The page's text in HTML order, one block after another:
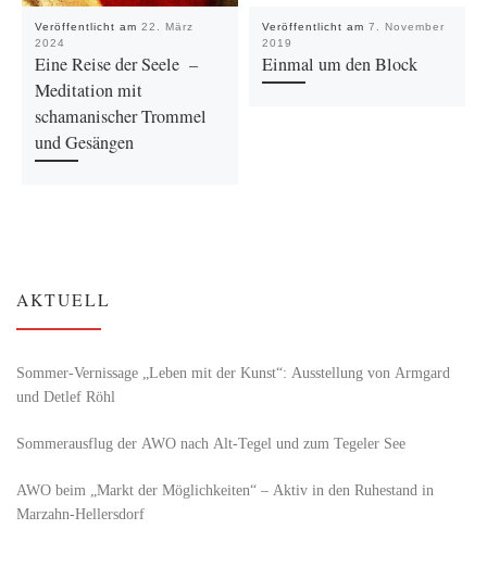
Veröffentlicht am 22. März
2024
Eine Reise der Seele –
Meditation mit
schamanischer Trommel
und Gesängen
Veröffentlicht am 7. November
2019
Einmal um den Block
AKTUELL
Sommer-Vernissage „Leben mit der Kunst“: Ausstellung von Armgard
und Detlef Röhl
Sommerausflug der AWO nach Alt‑Tegel und zum Tegeler See
AWO beim „Markt der Möglichkeiten“ – Aktiv in den Ruhestand in
Marzahn-Hellersdorf